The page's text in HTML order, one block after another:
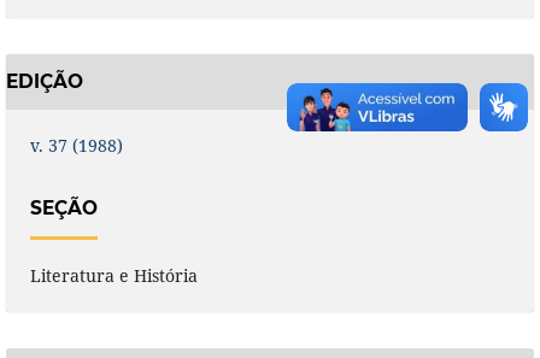
EDIÇÃO
v. 37 (1988)
SEÇÃO
Literatura e História